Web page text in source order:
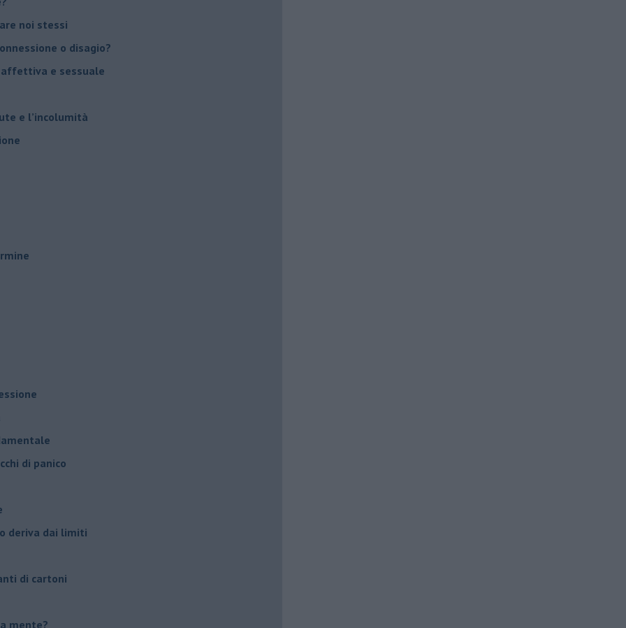
noi stessi
o disagio?
affettiva e sessuale
e l’incolumità
di panico
deriva dai limiti
di cartoni
mente?